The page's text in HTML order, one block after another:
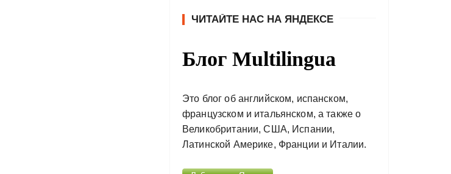
ЧИТАЙТЕ НАС НА ЯНДЕКСЕ
Блог Multilingua
Это блог об английском, испанском,
французском и итальянском, а также о
Великобритании, США, Испании,
Латинской Америке, Франции и Италии.